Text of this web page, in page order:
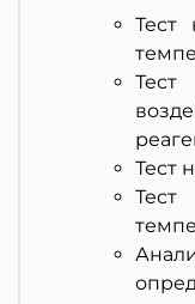
Тест
Тест